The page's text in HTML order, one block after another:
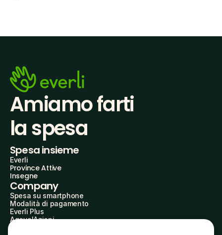
Amiamo farti
la spesa
Spesa insieme
Everli
Province Attive
Insegne
Company
Spesa su smartphone
Modalità di pagamento
Everli Plus
AgevolAzioni